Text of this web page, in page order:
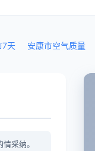
7天 安康市空气质量
采纳。